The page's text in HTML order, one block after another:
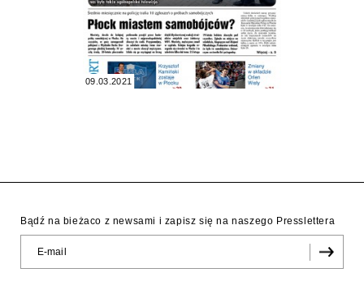
09.03.2021
Bądź na bieżaco z newsami i zapisz się na naszego Presslettera